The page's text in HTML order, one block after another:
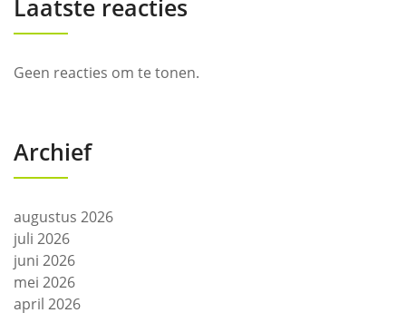
Laatste reacties
Geen reacties om te tonen.
Archief
augustus 2026
juli 2026
juni 2026
mei 2026
april 2026